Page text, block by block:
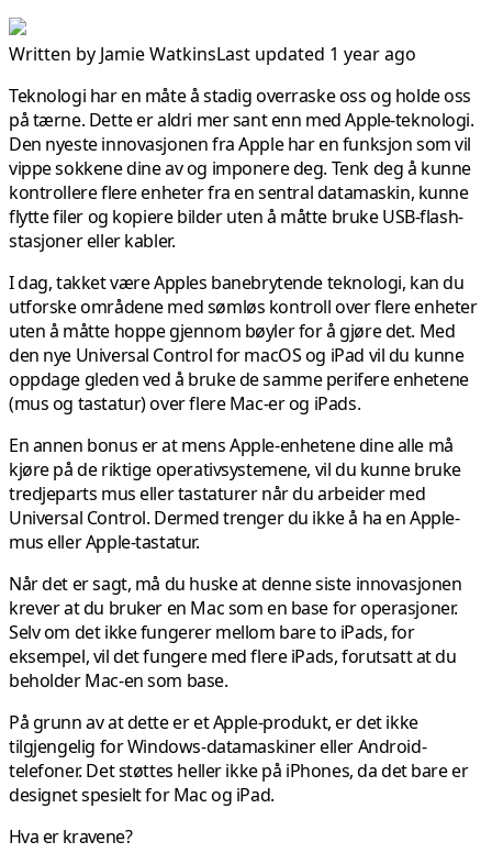
Written by Jamie WatkinsLast updated 1 year ago
Teknologi har en måte å stadig overraske oss og holde oss
på tærne. Dette er aldri mer sant enn med Apple-teknologi.
Den nyeste innovasjonen fra Apple har en funksjon som vil
vippe sokkene dine av og imponere deg. Tenk deg å kunne
kontrollere flere enheter fra en sentral datamaskin, kunne
flytte filer og kopiere bilder uten å måtte bruke USB-flash-
stasjoner eller kabler.
I dag, takket være Apples banebrytende teknologi, kan du
utforske områdene med sømløs kontroll over flere enheter
uten å måtte hoppe gjennom bøyler for å gjøre det. Med
den nye Universal Control for macOS og iPad vil du kunne
oppdage gleden ved å bruke de samme perifere enhetene
(mus og tastatur) over flere Mac-er og iPads.
En annen bonus er at mens Apple-enhetene dine alle må
kjøre på de riktige operativsystemene, vil du kunne bruke
tredjeparts mus eller tastaturer når du arbeider med
Universal Control. Dermed trenger du ikke å ha en Apple-
mus eller Apple-tastatur.
Når det er sagt, må du huske at denne siste innovasjonen
krever at du bruker en Mac som en base for operasjoner.
Selv om det ikke fungerer mellom bare to iPads, for
eksempel, vil det fungere med flere iPads, forutsatt at du
beholder Mac-en som base.
På grunn av at dette er et Apple-produkt, er det ikke
tilgjengelig for Windows-datamaskiner eller Android-
telefoner. Det støttes heller ikke på iPhones, da det bare er
designet spesielt for Mac og iPad.
Hva er kravene?